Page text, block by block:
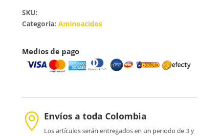
SKU:
Categoría: Aminoacidos
Medios de pago
 Envíos a toda Colombia
Los artículos serán entregados en un periodo de 3 y